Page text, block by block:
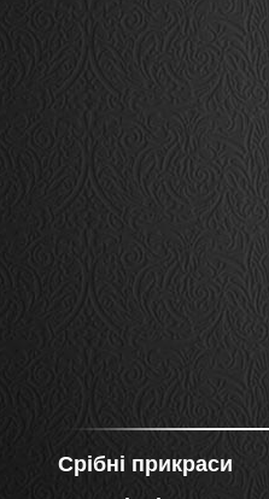
Срібні прикраси